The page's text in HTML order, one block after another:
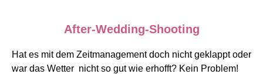
After-Wedding-Shooting
Hat es mit dem Zeitmanagement doch nicht geklappt oder
war das Wetter nicht so gut wie erhofft? Kein Problem!